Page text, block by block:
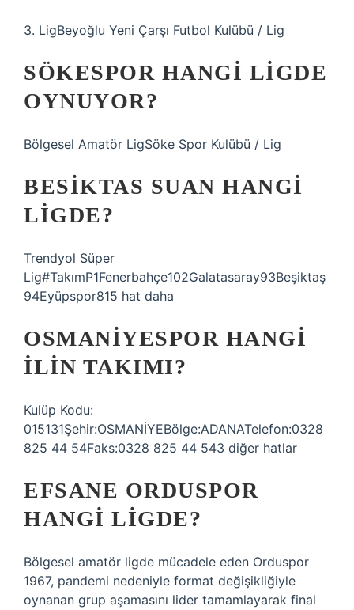
3. LigBeyoğlu Yeni Çarşı Futbol Kulübü / Lig
SÖKESPOR HANGI LIGDE
OYNUYOR?
Bölgesel Amatör LigSöke Spor Kulübü / Lig
BESIKTAS SUAN HANGI
LIGDE?
Trendyol Süper
Lig#TakımP1Fenerbahçe102Galatasaray93Beşiktaş
94Eyüpspor815 hat daha
OSMANIYESPOR HANGI
ILIN TAKIMI?
Kulüp Kodu:
015131Şehir:OSMANİYEBölge:ADANATelefon:0328
825 44 54Faks:0328 825 44 543 diğer hatlar
EFSANE ORDUSPOR
HANGI LIGDE?
Bölgesel amatör ligde mücadele eden Orduspor
1967, pandemi nedeniyle format değişikliğiyle
oynanan grup aşamasını lider tamamlayarak final